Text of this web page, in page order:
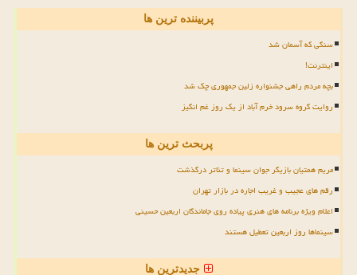
پربیننده ترین ها
سنگی که آسمان شد
اینترنت!
بچه مردم راهی جشنواره زلین جمهوری چک شد
روایت گروه سرود خرم آباد از یک روز غم انگیز
پربحث ترین ها
مریم همتیان بازیگر جوان سینما و تئاتر درگذشت
رقم های عجیب و غریب اجاره در بازار تهران
اعلام ویژه برنامه های هنری پیاده روی جاماندگان اربعین حسینی
سینماها روز اربعین تعطیل هستند
جدیدترین ها